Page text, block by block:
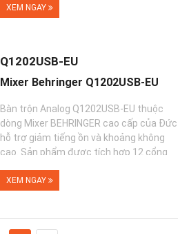
XEM NGAY
Q1202USB-EU
Mixer Behringer Q1202USB-EU
Bàn trộn Analog Q1202USB-EU thuộc
dòng Mixer BEHRINGER cao cấp của Đức
hỗ trợ giảm tiếng ồn và khoảng không
cao. Sản phẩm được tích hợp 12 cổng
XEM NGAY